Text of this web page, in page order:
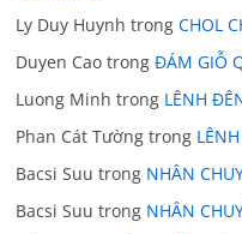
Ly Duy Huynh trongCHOL
Duyen Cao trongĐÁM GIỖ
Luong Minh trong LÊNH
Phan Cát Tường trong
Bacsi Suu trong NHÂN
Bacsi Suu trong NHÂN